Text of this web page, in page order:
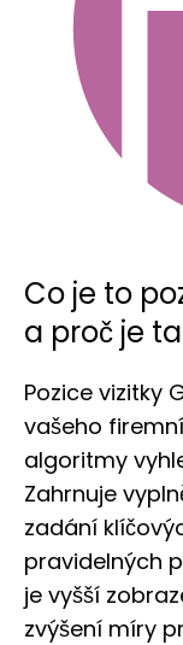
Co je to
a proč je
Pozice vizitky
vašeho
algoritmy
Zahrnuje
zadání
pravidelných
je vyšší
zvýšení míry